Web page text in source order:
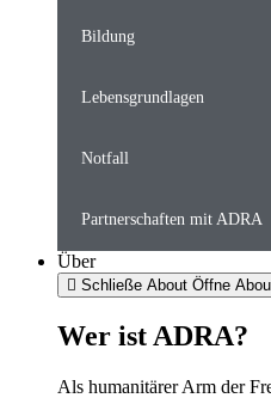
Bildung
Lebensgrundlagen
Notfall
Partnerschaften mit ADRA
Über
Schließe About Öffne
Wer ist ADRA?
Als humanitärer Arm der